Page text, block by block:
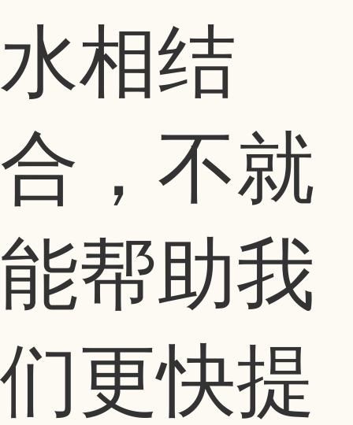
水相结
合，不就
能帮助我
们更快提